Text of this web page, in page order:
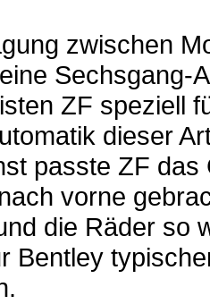
zwischen
Sechsgang-
ZF speziell
dieser
passte ZF
vorne
die Räder so
Bentley